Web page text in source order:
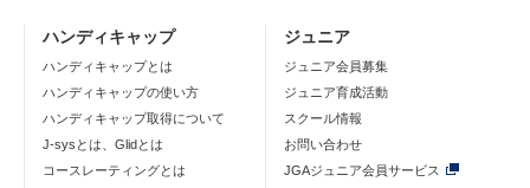
ハンディキャップ
ハンディキャップとは
ハンディキャップの使い方
ハンディキャップ取得について
J-sysとは、Glidとは
コースレーティングとは
ジュニア
ジュニア会員募集
ジュニア育成活動
スクール情報
お問い合わせ
JGAジュニア会員サービス